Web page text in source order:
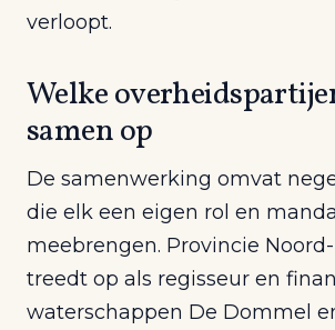
verloopt.
Welke
samen op
De samenwerking omvat
die elk een eigen rol en
meebrengen. Provincie
treedt op als regisseur en
waterschappen De Dommel